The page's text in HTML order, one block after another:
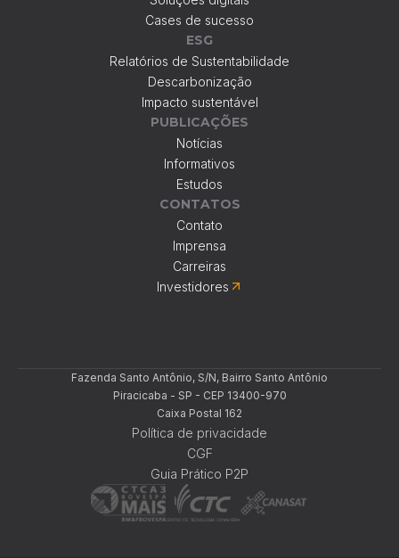
Cases de sucesso
ESG
Relatórios de Sustentabilidade
Descarbonização
Impacto sustentável
PUBLICAÇÕES
Notícias
Informativos
Estudos
CONTATOS
Contato
Imprensa
Carreiras
Investidores
Fazenda Santo Antônio, S/N, Bairro Santo Antônio
Piracicaba - SP - CEP 13400-970
Caixa Postal 162
Política de privacidade
CGF
Guia Prático P2P